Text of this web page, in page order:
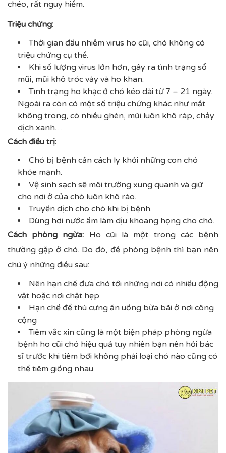
chéo, rất nguy hiểm.
Triệu chứng:
Thời gian đầu nhiễm virus ho cũi, chó không có
triệu chứng cụ thể.
Khi số lượng virus lớn hơn, gây ra tình trạng sổ
mũi, mũi khô tróc vảy và ho khan.
Tình trạng ho khạc ở chó kéo dài từ 7 – 21 ngày.
Ngoài ra còn có một số triệu chứng khác như mắt
không trong, có nhiều ghèn, mũi luôn khô ráp, chảy
dịch xanh…
Cách điều trị:
Chó bị bệnh cần cách ly khỏi những con chó
khỏe mạnh.
Vệ sinh sạch sẽ môi trường xung quanh và giữ
cho nơi ở của chó luôn khô ráo.
Truyền dịch cho chó khi bị bệnh.
Dùng hơi nước ấm làm dịu khoang họng cho chó.
Cách phòng ngừa: Ho cũi là một trong các bệnh
thường gặp ở chó. Do đó, đề phòng bệnh thì bạn nên
chú ý những điều sau:
Nên hạn chế đưa chó tới những nơi có nhiều động
vật hoặc nơi chật hẹp
Hạn chế để thú cưng ăn uống bừa bãi ở nơi công
cộng
Tiêm vắc xin cũng là một biện pháp phòng ngừa
bệnh ho cũi chó hiệu quả tuy nhiên bạn nên hỏi bác
sĩ trước khi tiêm bởi không phải loại chó nào cũng có
thể tiêm giống nhau.